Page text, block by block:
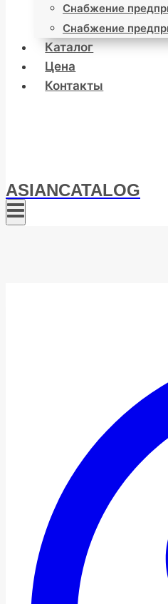
Снабжение
Снабжение
Каталог
Цена
Контакты
ASIANCATALOG